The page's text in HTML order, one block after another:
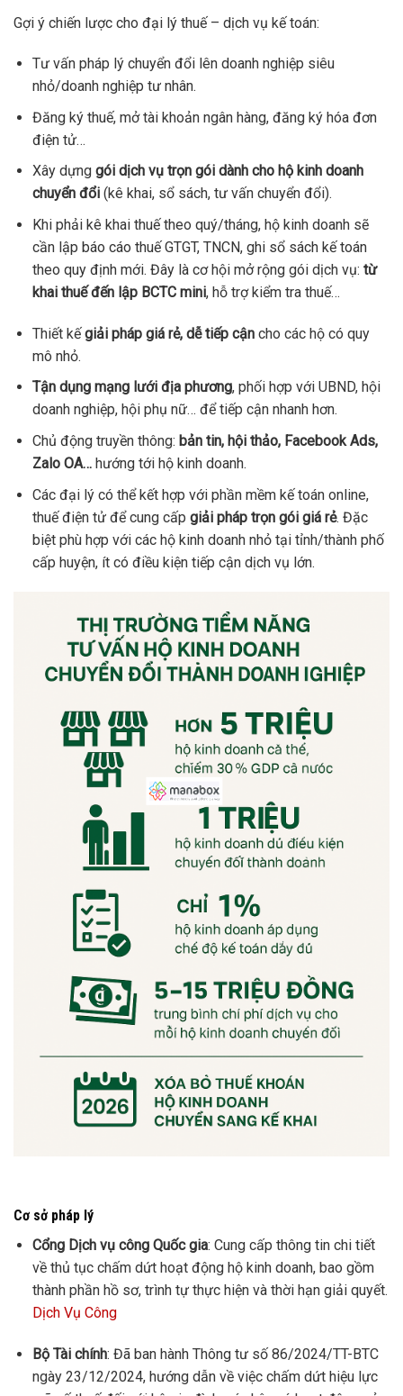
Gợi ý chiến lược cho đại lý thuế – dịch vụ kế toán:
Tư vấn pháp lý chuyển đổi lên doanh nghiệp siêu
nhỏ/doanh nghiệp tư nhân.
Đăng ký thuế, mở tài khoản ngân hàng, đăng ký hóa đơn
điện tử…
Xây dựng gói dịch vụ trọn gói dành cho hộ kinh doanh
chuyển đổi(kê khai, sổ sách, tư vấn chuyển đổi).
Khi phải kê khai thuế theo quý/tháng, hộ kinh doanh sẽ
cần lập báo cáo thuế GTGT, TNCN, ghi sổ sách kế toán
theo quy định mới. Đây là cơ hội mở rộng gói dịch vụ: từ
khai thuế đến lập BCTC mini, hỗ trợ kiểm tra thuế…
Thiết kếgiải pháp giá rẻ, dễ tiếp cậncho các hộ có quy
mô nhỏ.
Tận dụng mạng lưới địa phương, phối hợp với UBND, hội
doanh nghiệp, hội phụ nữ… để tiếp cận nhanh hơn.
Chủ động truyền thông: bản tin, hội thảo, Facebook Ads,
Zalo OA…hướng tới hộ kinh doanh.
Các đại lý có thể kết hợp với phần mềm kế toán online,
thuế điện tử để cung cấp giải pháp trọn gói giá rẻ. Đặc
biệt phù hợp với các hộ kinh doanh nhỏ tại tỉnh/thành phố
cấp huyện, ít có điều kiện tiếp cận dịch vụ lớn.
Cơ sở pháp lý
Cổng Dịch vụ công Quốc gia: Cung cấp thông tin chi tiết
về thủ tục chấm dứt hoạt động hộ kinh doanh, bao gồm
thành phần hồ sơ, trình tự thực hiện và thời hạn giải quyết.
Dịch Vụ Công
Bộ Tài chính: Đã ban hành Thông tư số 86/2024/TT-BTC
ngày 23/12/2024, hướng dẫn về việc chấm dứt hiệu lực